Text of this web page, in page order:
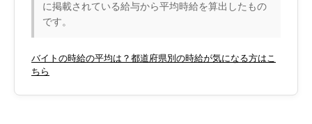
に掲載されている給与から平均時給を算出したもの
です。
バイトの時給の平均は？都道府県別の時給が気になる方はこ
ちら